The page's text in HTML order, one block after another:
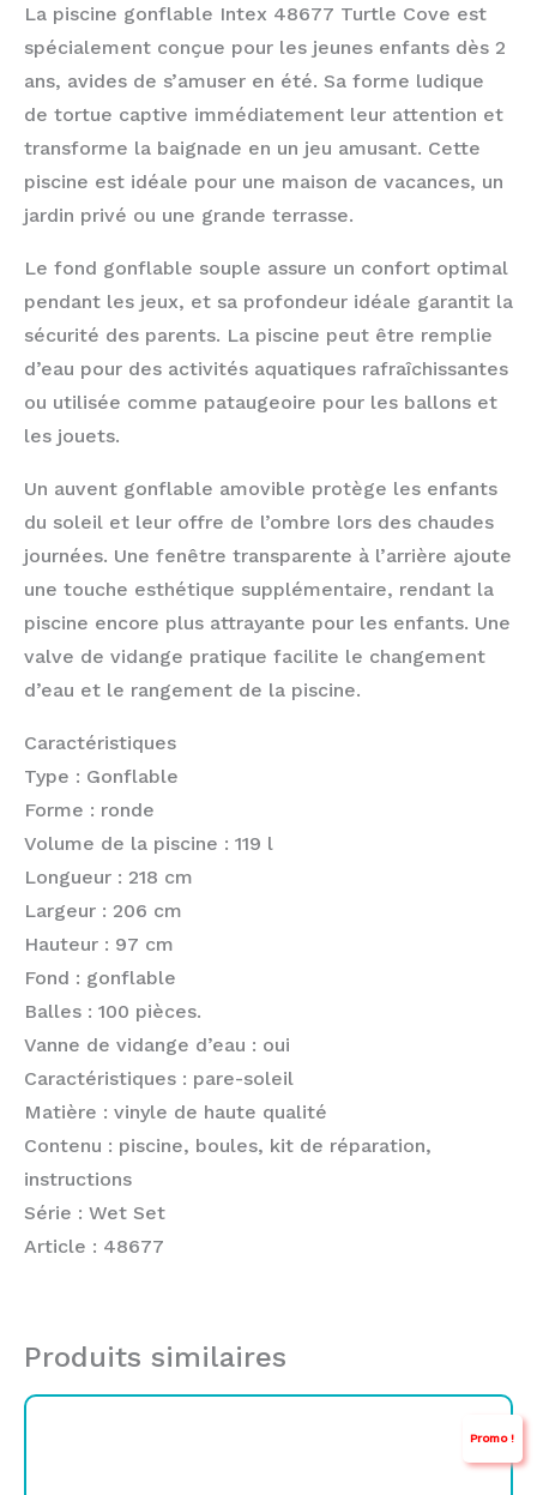
La piscine gonflable Intex 48677 Turtle Cove est
spécialement conçue pour les jeunes enfants dès 2
ans, avides de s’amuser en été. Sa forme ludique
de tortue captive immédiatement leur attention et
transforme la baignade en un jeu amusant. Cette
piscine est idéale pour une maison de vacances, un
jardin privé ou une grande terrasse.
Le fond gonflable souple assure un confort optimal
pendant les jeux, et sa profondeur idéale garantit la
sécurité des parents. La piscine peut être remplie
d’eau pour des activités aquatiques rafraîchissantes
ou utilisée comme pataugeoire pour les ballons et
les jouets.
Un auvent gonflable amovible protège les enfants
du soleil et leur offre de l’ombre lors des chaudes
journées. Une fenêtre transparente à l’arrière ajoute
une touche esthétique supplémentaire, rendant la
piscine encore plus attrayante pour les enfants. Une
valve de vidange pratique facilite le changement
d’eau et le rangement de la piscine.
Caractéristiques
Type : Gonflable
Forme : ronde
Volume de la piscine : 119 l
Longueur : 218 cm
Largeur : 206 cm
Hauteur : 97 cm
Fond : gonflable
Balles : 100 pièces.
Vanne de vidange d’eau : oui
Caractéristiques : pare-soleil
Matière : vinyle de haute qualité
Contenu : piscine, boules, kit de réparation,
instructions
Série : Wet Set
Article : 48677
Produits similaires
Promo !